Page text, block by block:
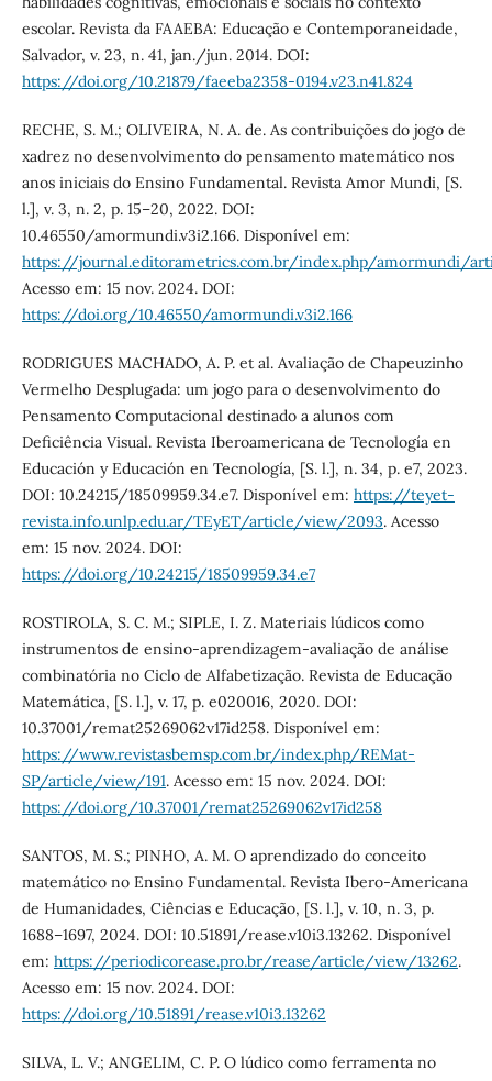
escolar. Revista da FAAEBA: Educação e Contemporaneidade,
Salvador, v. 23, n. 41, jan./jun. 2014. DOI:
https://doi.org/10.21879/faeeba2358-0194.v23.n41.824
RECHE, S. M.; OLIVEIRA, N. A. de. As contribuições do jogo de
xadrez no desenvolvimento do pensamento matemático nos
anos iniciais do Ensino Fundamental. Revista Amor Mundi, [S.
l.], v. 3, n. 2, p. 15–20, 2022. DOI:
10.46550/amormundi.v3i2.166. Disponível em:
https://journal.editorametrics.com.br/index.php/amormundi/
Acesso em: 15 nov. 2024. DOI:
https://doi.org/10.46550/amormundi.v3i2.166
RODRIGUES MACHADO, A. P. et al. Avaliação de Chapeuzinho
Vermelho Desplugada: um jogo para o desenvolvimento do
Pensamento Computacional destinado a alunos com
Deficiência Visual. Revista Iberoamericana de Tecnología en
Educación y Educación en Tecnología, [S. l.], n. 34, p. e7, 2023.
DOI: 10.24215/18509959.34.e7. Disponível em: https://teyet-
revista.info.unlp.edu.ar/TEyET/article/view/2093. Acesso
em: 15 nov. 2024. DOI:
https://doi.org/10.24215/18509959.34.e7
ROSTIROLA, S. C. M.; SIPLE, I. Z. Materiais lúdicos como
instrumentos de ensino-aprendizagem-avaliação de análise
combinatória no Ciclo de Alfabetização. Revista de Educação
Matemática, [S. l.], v. 17, p. e020016, 2020. DOI:
10.37001/remat25269062v17id258. Disponível em:
https://www.revistasbemsp.com.br/index.php/REMat-
SP/article/view/191. Acesso em: 15 nov. 2024. DOI:
https://doi.org/10.37001/remat25269062v17id258
SANTOS, M. S.; PINHO, A. M. O aprendizado do conceito
matemático no Ensino Fundamental. Revista Ibero-Americana
de Humanidades, Ciências e Educação, [S. l.], v. 10, n. 3, p.
1688–1697, 2024. DOI: 10.51891/rease.v10i3.13262. Disponível
em: https://periodicorease.pro.br/rease/article/view/13262.
Acesso em: 15 nov. 2024. DOI:
https://doi.org/10.51891/rease.v10i3.13262
SILVA, L. V.; ANGELIM, C. P. O lúdico como ferramenta no